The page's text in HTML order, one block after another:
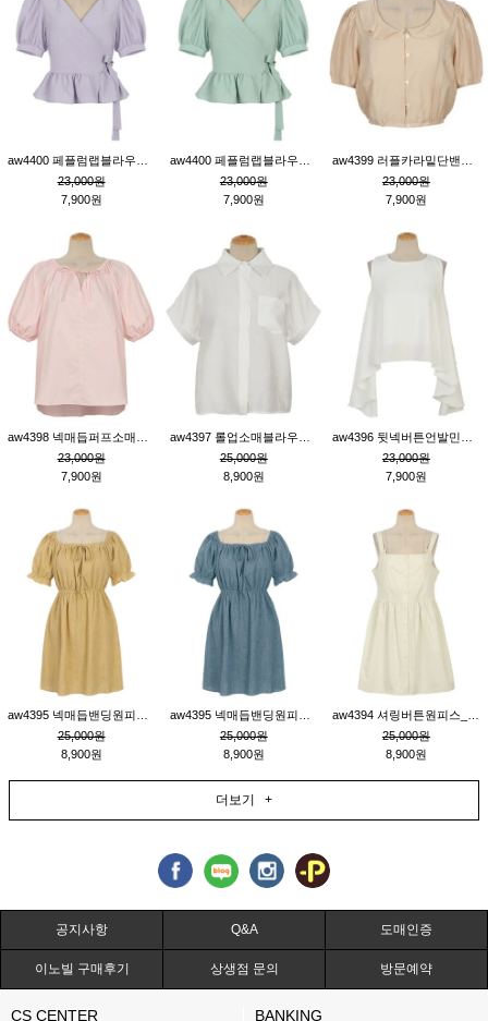
23,000원
7,900원
23,000원
7,900원
23,000원
7,900원
23,000원
7,900원
25,000원
8,900원
23,000원
7,900원
25,000원
8,900원
25,000원
8,900원
25,000원
8,900원
더보기 +
공지사항 Q&A 도매인증
이노빌 구매후기 상생점 문의 방문예약
CS CENTER BANKING